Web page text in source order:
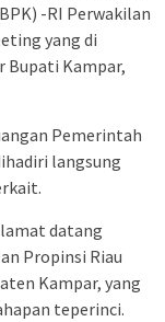
-RI Perwakilan
yang di
Bupati Kampar,
Pemerintah
langsung
datang
Propinsi Riau
Kampar, yang
teperinci.